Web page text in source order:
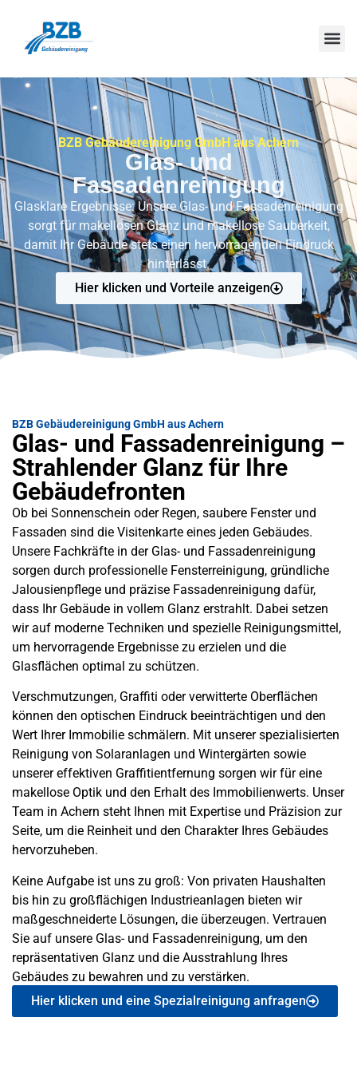
BZB Gebäudereinigung GmbH aus Achern
Glas- und
Fassadenreinigung
Glasklare Ergebnisse: Unsere Glas- und Fassadenreinigung
sorgt für makellosen Glanz und makellose Sauberkeit,
damit Ihr Gebäude stets einen hervorragenden Eindruck
hinterlässt.
Hier klicken und Vorteile anzeigen
BZB Gebäudereinigung GmbH aus Achern
Glas- und Fassadenreinigung –
Strahlender Glanz für Ihre
Gebäudefronten
Ob bei Sonnenschein oder Regen, saubere Fenster und
Fassaden sind die Visitenkarte eines jeden Gebäudes.
Unsere Fachkräfte in der Glas- und Fassadenreinigung
sorgen durch professionelle Fensterreinigung, gründliche
Jalousienpflege und präzise Fassadenreinigung dafür,
dass Ihr Gebäude in vollem Glanz erstrahlt. Dabei setzen
wir auf moderne Techniken und spezielle Reinigungsmittel,
um hervorragende Ergebnisse zu erzielen und die
Glasflächen optimal zu schützen.
Verschmutzungen, Graffiti oder verwitterte Oberflächen
können den optischen Eindruck beeinträchtigen und den
Wert Ihrer Immobilie schmälern. Mit unserer spezialisierten
Reinigung von Solaranlagen und Wintergärten sowie
unserer effektiven Graffitientfernung sorgen wir für eine
makellose Optik und den Erhalt des Immobilienwerts. Unser
Team in Achern steht Ihnen mit Expertise und Präzision zur
Seite, um die Reinheit und den Charakter Ihres Gebäudes
hervorzuheben.
Keine Aufgabe ist uns zu groß: Von privaten Haushalten
bis hin zu großflächigen Industrieanlagen bieten wir
maßgeschneiderte Lösungen, die überzeugen. Vertrauen
Sie auf unsere Glas- und Fassadenreinigung, um den
repräsentativen Glanz und die Ausstrahlung Ihres
Gebäudes zu bewahren und zu verstärken.
Hier klicken und eine Spezialreinigung anfragen